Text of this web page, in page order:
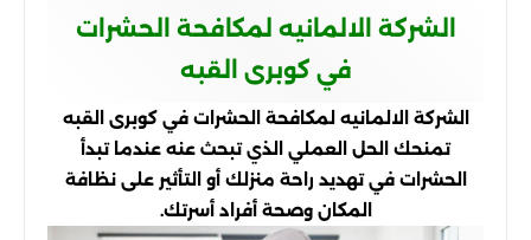
الشركة الالمانيه لمكافحة الحشرات
في كوبرى القبه
الشركة الالمانيه لمكافحة الحشرات في كوبرى القبه
تمنحك الحل العملي الذي تبحث عنه عندما تبدأ
الحشرات في تهديد راحة منزلك أو التأثير على نظافة
المكان وصحة أفراد أسرتك.